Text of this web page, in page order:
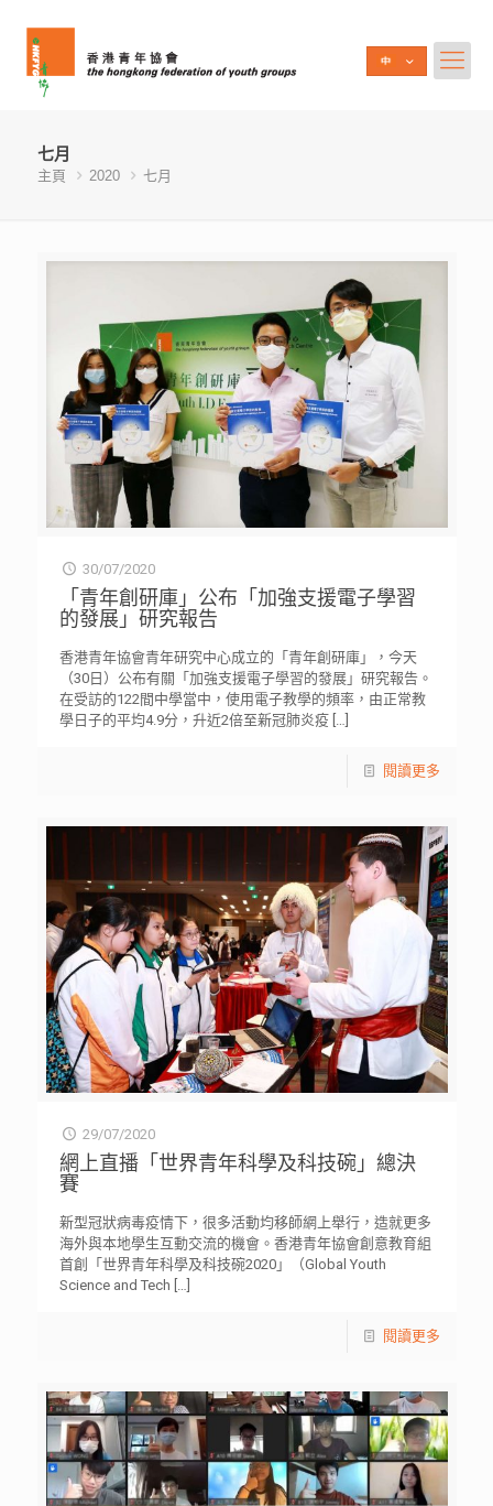
七月
主頁 2020 七月
30/07/2020
「青年創研庫」公布「加強支援電子學習
的發展」研究報告
香港青年協會青年研究中心成立的「青年創研庫」，今天
（30日）公布有關「加強支援電子學習的發展」研究報告。
在受訪的122間中學當中，使用電子教學的頻率，由正常教
學日子的平均4.9分，升近2倍至新冠肺炎疫[…]
閱讀更多
29/07/2020
網上直播「世界青年科學及科技碗」總決
賽
新型冠狀病毒疫情下，很多活動均移師網上舉行，造就更多
海外與本地學生互動交流的機會。香港青年協會創意教育組
首創「世界青年科學及科技碗2020」（Global Youth
Science and Tech […]
閱讀更多